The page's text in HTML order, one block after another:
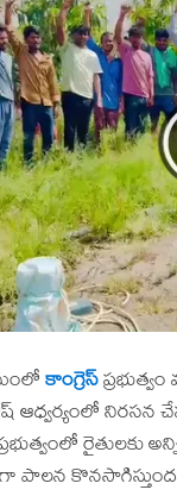
కాంగ్రెస్
నిరసన
రైతులకు
పాలన